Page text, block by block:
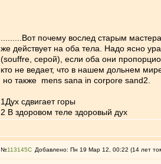
.........Вот почему вослед старым
же действует на оба тела. Надо ясно
(souffre, серой), если оба они
кто не ведает, что в нашем дольнем
но также mens sana in corpore sand2.
1Дух сдвигает горы
2 В здоровом теле здоровый дух
№113145 Добавлено: Пн 19 Мар 12, 00:22 (14 лет